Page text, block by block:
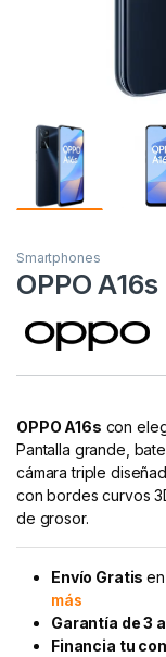
Smartphones
OPPO
OPPO A16s con
Pantalla grande,
cámara triple
con bordes curvos
de grosor.
Envío Gratis
más
Garantía de 3
Financia tu